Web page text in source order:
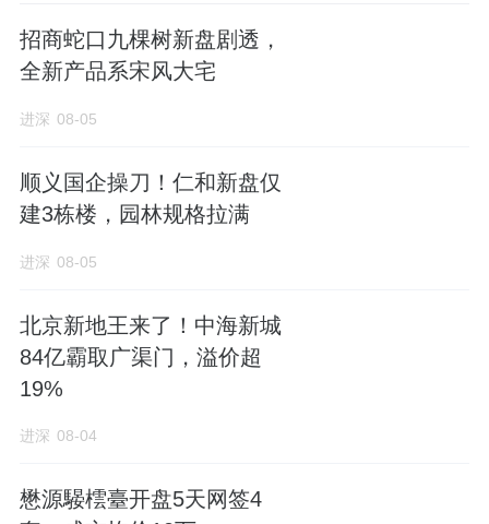
交的核心诉求。
客群画像：谁是天选的“收藏家”？
基于由克而瑞好房点评提供
特质，重庆湾SKY ONE并非普适型改善产品，
〔 1 〕 终极改善型本地事业家庭
定，已在核心区拥有1-2套住宅。
需求：他们不再满足于“换大一点”，而是追求
招商蛇口九棵树新盘剧透，
全新产品系宋风大宅
进深 08-05
顺义国企操刀！仁和新盘仅
建3栋楼，园林规格拉满
进深 08-05
北京新地王来了！中海新城
84亿霸取广渠门，溢价超
19%
进深 08-04
懋源騴橒臺开盘5天网签4